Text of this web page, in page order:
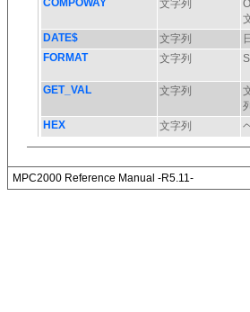
MPC2000 Reference Manual -R5.11-